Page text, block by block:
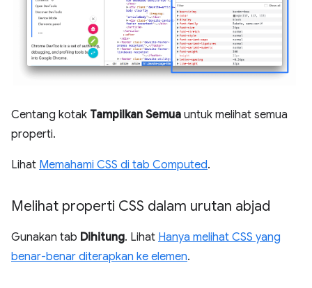
Centang kotak Tampilkan Semua untuk melihat semua
properti.
Lihat Memahami CSS di tab Computed.
Melihat properti CSS dalam urutan abjad
Gunakan tab Dihitung. Lihat Hanya melihat CSS yang
benar-benar diterapkan ke elemen.